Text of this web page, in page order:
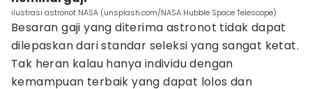
ilustrasi astronot NASA (unsplash.com/NASA Hubble Space Telescope)
Besaran gaji yang diterima astronot tidak dapat
dilepaskan dari standar seleksi yang sangat ketat.
Tak heran kalau hanya individu dengan
kemampuan terbaik yang dapat lolos dan